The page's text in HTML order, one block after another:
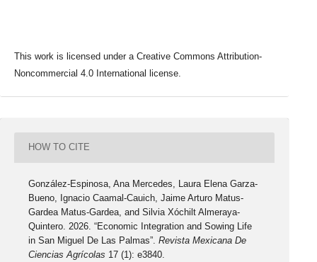
This work is licensed under a Creative Commons Attribution-
Noncommercial 4.0 International license.
HOW TO CITE
González-Espinosa, Ana Mercedes, Laura Elena Garza-
Bueno, Ignacio Caamal-Cauich, Jaime Arturo Matus-
Gardea Matus-Gardea, and Silvia Xóchilt Almeraya-
Quintero. 2026. “Economic Integration and Sowing Life
in San Miguel De Las Palmas”.Revista Mexicana De
Ciencias Agrícolas 17 (1): e3840.